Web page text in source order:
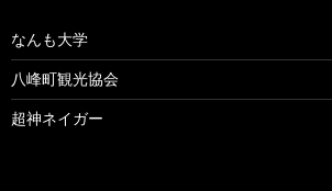
なんも大学
八峰町観光協会
超神ネイガー